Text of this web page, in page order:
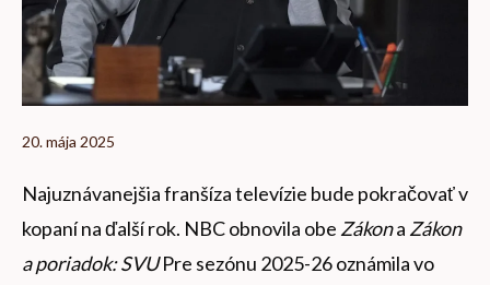
20. mája 2025
Najuznávanejšia franšíza televízie bude pokračovať v
kopaní na ďalší rok. NBC obnovila obe Zákona Zákon
a poriadok: SVUPre sezónu 2025-26 oznámila vo